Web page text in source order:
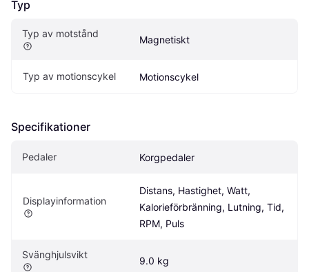
Typ
Typ av motstånd
Magnetiskt
Typ av motionscykel Motionscykel
Specifikationer
Pedaler Korgpedaler
Displayinformation
Distans, Hastighet, Watt,
Kalorieförbränning, Lutning, Tid,
RPM, Puls
Svänghjulsvikt
9.0 kg